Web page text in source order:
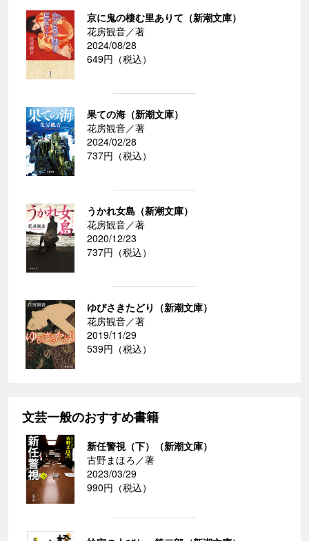
京に鬼の棲む里ありて（新潮文庫）
花房観音／著
2024/08/28
649円（税込）
果ての海（新潮文庫）
花房観音／著
2024/02/28
737円（税込）
うかれ女島（新潮文庫）
花房観音／著
2020/12/23
737円（税込）
ゆびさきたどり（新潮文庫）
花房観音／著
2019/11/29
539円（税込）
文芸一般のおすすめ書籍
新任警視（下）（新潮文庫）
古野まほろ／著
2023/03/29
990円（税込）